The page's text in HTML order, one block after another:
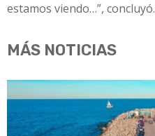
estamos viendo…”, concluyó.
MÁS NOTICIAS